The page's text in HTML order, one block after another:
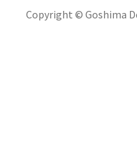
Copyright © Goshima